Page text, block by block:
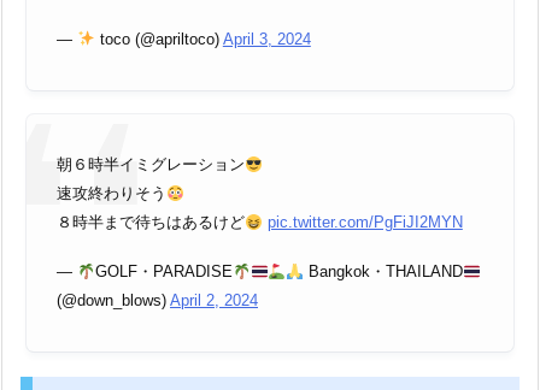
— toco (@apriltoco) April 3, 2024
朝６時半イミグレーション
速攻終わりそう
８時半まで待ちはあるけど
pic.twitter.com/PgFiJI2MYN
— GOLF・PARADISE
Bangkok・THAILAND
(@down_blows) April 2, 2024